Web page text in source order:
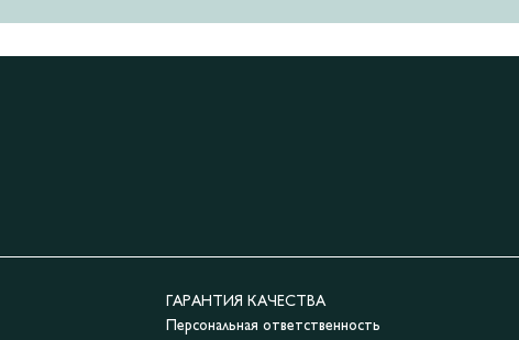
ГАРАНТИЯ КАЧЕСТВА
Персональная ответственность